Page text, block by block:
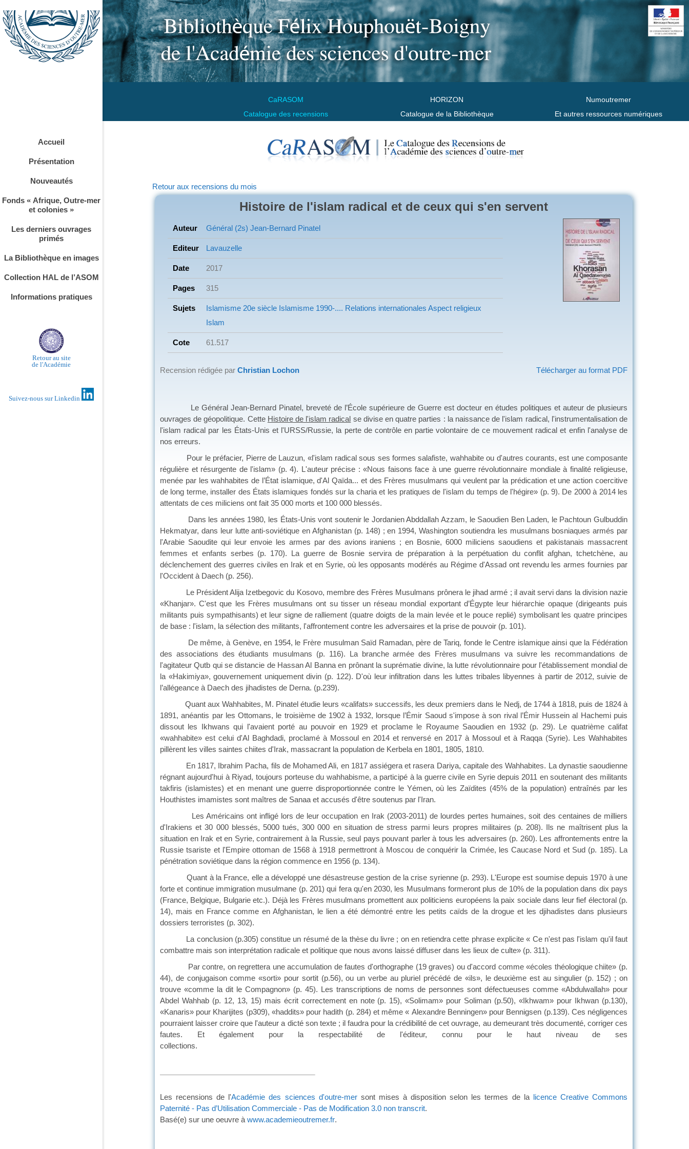
CaRASOM
Catalogue des recensions
HORIZON
Catalogue de la Bibliothèque
Numoutremer
Et autres ressources numériques
Accueil
Présentation
Nouveautés
Fonds « Afrique, Outre-mer
et colonies »
Les derniers ouvrages
primés
La Bibliothèque en images
Collection HAL de l’ASOM
Informations pratiques
Retour au site
de l'Académie
Suivez-nous sur Linkedin
Retour aux recensions du mois
Histoire de l'islam radical et de ceux qui s'en servent
Auteur Général (2s) Jean-Bernard Pinatel
Editeur Lavauzelle
Date 2017
Pages 315
Sujets Islamisme 20e siècle Islamisme 1990-.... Relations internationales Aspect religieux
Islam
Cote 61.517
Télécharger au format PDF
Recension rédigée par Christian Lochon
Le Général Jean-Bernard Pinatel, breveté de l’École supérieure de Guerre est docteur en études politiques et auteur de plusieurs
ouvrages de géopolitique. Cette Histoire de l'islam radical se divise en quatre parties : la naissance de l'islam radical, l'instrumentalisation de
l'islam radical par les États-Unis et l'URSS/Russie, la perte de contrôle en partie volontaire de ce mouvement radical et enfin l'analyse de
nos erreurs.
Pour le préfacier, Pierre de Lauzun, «l'islam radical sous ses formes salafiste, wahhabite ou d'autres courants, est une composante
régulière et résurgente de l'islam» (p. 4). L'auteur précise : «Nous faisons face à une guerre révolutionnaire mondiale à finalité religieuse,
menée par les wahhabites de l’État islamique, d'Al Qaïda... et des Frères musulmans qui veulent par la prédication et une action coercitive
de long terme, installer des États islamiques fondés sur la charia et les pratiques de l'islam du temps de l'hégire» (p. 9). De 2000 à 2014 les
attentats de ces miliciens ont fait 35 000 morts et 100 000 blessés.
Dans les années 1980, les États-Unis vont soutenir le Jordanien Abddallah Azzam, le Saoudien Ben Laden, le Pachtoun Gulbuddin
Hekmatyar, dans leur lutte anti-soviétique en Afghanistan (p. 148) ; en 1994, Washington soutiendra les musulmans bosniaques armés par
l'Arabie Saoudite qui leur envoie les armes par des avions iraniens ; en Bosnie, 6000 miliciens saoudiens et pakistanais massacrent
femmes et enfants serbes (p. 170). La guerre de Bosnie servira de préparation à la perpétuation du conflit afghan, tchetchène, au
déclenchement des guerres civiles en Irak et en Syrie, où les opposants modérés au Régime d'Assad ont revendu les armes fournies par
l'Occident à Daech (p. 256).
Le Président Alija Izetbegovic du Kosovo, membre des Frères Musulmans prônera le jihad armé ; il avait servi dans la division nazie
«Khanjar». C'est que les Frères musulmans ont su tisser un réseau mondial exportant d’Égypte leur hiérarchie opaque (dirigeants puis
militants puis sympathisants) et leur signe de ralliement (quatre doigts de la main levée et le pouce replié) symbolisant les quatre principes
de base : l'islam, la sélection des militants, l'affrontement contre les adversaires et la prise de pouvoir (p. 101).
De même, à Genève, en 1954, le Frère musulman Saïd Ramadan, père de Tariq, fonde le Centre islamique ainsi que la Fédération
des associations des étudiants musulmans (p. 116). La branche armée des Frères musulmans va suivre les recommandations de
l'agitateur Qutb qui se distancie de Hassan Al Banna en prônant la suprématie divine, la lutte révolutionnaire pour l'établissement mondial de
la «Hakimiya», gouvernement uniquement divin (p. 122). D'où leur infiltration dans les luttes tribales libyennes à partir de 2012, suivie de
l’allégeance à Daech des jihadistes de Derna. (p.239).
Quant aux Wahhabites, M. Pinatel étudie leurs «califats» successifs, les deux premiers dans le Nedj, de 1744 à 1818, puis de 1824 à
1891, anéantis par les Ottomans, le troisième de 1902 à 1932, lorsque l’Émir Saoud s'impose à son rival l’Émir Hussein al Hachemi puis
dissout les Ikhwans qui l'avaient porté au pouvoir en 1929 et proclame le Royaume Saoudien en 1932 (p. 29). Le quatrième califat
«wahhabite» est celui d'Al Baghdadi, proclamé à Mossoul en 2014 et renversé en 2017 à Mossoul et à Raqqa (Syrie). Les Wahhabites
pillèrent les villes saintes chiites d'Irak, massacrant la population de Kerbela en 1801, 1805, 1810.
En 1817, Ibrahim Pacha, fils de Mohamed Ali, en 1817 assiégera et rasera Dariya, capitale des Wahhabites. La dynastie saoudienne
régnant aujourd'hui à Riyad, toujours porteuse du wahhabisme, a participé à la guerre civile en Syrie depuis 2011 en soutenant des militants
takfiris (islamistes) et en menant une guerre disproportionnée contre le Yémen, où les Zaïdites (45% de la population) entraînés par les
Houthistes imamistes sont maîtres de Sanaa et accusés d'être soutenus par l'Iran.
Les Américains ont infligé lors de leur occupation en Irak (2003-2011) de lourdes pertes humaines, soit des centaines de milliers
d'Irakiens et 30 000 blessés, 5000 tués, 300 000 en situation de stress parmi leurs propres militaires (p. 208). Ils ne maîtrisent plus la
situation en Irak et en Syrie, contrairement à la Russie, seul pays pouvant parler à tous les adversaires (p. 260). Les affrontements entre la
Russie tsariste et l'Empire ottoman de 1568 à 1918 permettront à Moscou de conquérir la Crimée, les Caucase Nord et Sud (p. 185). La
pénétration soviétique dans la région commence en 1956 (p. 134).
Quant à la France, elle a développé une désastreuse gestion de la crise syrienne (p. 293). L'Europe est soumise depuis 1970 à une
forte et continue immigration musulmane (p. 201) qui fera qu'en 2030, les Musulmans formeront plus de 10% de la population dans dix pays
(France, Belgique, Bulgarie etc.). Déjà les Frères musulmans promettent aux politiciens européens la paix sociale dans leur fief électoral (p.
14), mais en France comme en Afghanistan, le lien a été démontré entre les petits caïds de la drogue et les djihadistes dans plusieurs
dossiers terroristes (p. 302).
La conclusion (p.305) constitue un résumé de la thèse du livre ; on en retiendra cette phrase explicite « Ce n'est pas l'islam qu'il faut
combattre mais son interprétation radicale et politique que nous avons laissé diffuser dans les lieux de culte» (p. 311).
Par contre, on regrettera une accumulation de fautes d'orthographe (19 graves) ou d'accord comme «écoles théologique chiite» (p.
44), de conjugaison comme «sorti» pour sortit (p.56), ou un verbe au pluriel précédé de «ils», le deuxième est au singulier (p. 152) ; on
trouve «comme la dit le Compagnon» (p. 45). Les transcriptions de noms de personnes sont défectueuses comme «Abdulwallah» pour
Abdel Wahhab (p. 12, 13, 15) mais écrit correctement en note (p. 15), «Solimam» pour Soliman (p.50), «Ikhwam» pour Ikhwan (p.130),
«Kanaris» pour Kharijites (p309), «haddits» pour hadith (p. 284) et même « Alexandre Benningen» pour Bennigsen (p.139). Ces négligences
pourraient laisser croire que l'auteur a dicté son texte ; il faudra pour la crédibilité de cet ouvrage, au demeurant très documenté, corriger ces
fautes. Et également pour la respectabilité de l'éditeur, connu pour le haut niveau de ses
collections.
Les recensions de l'Académie des sciences d'outre-mersont mises à disposition selon les termes de la licence Creative Commons
Paternité - Pas d’Utilisation Commerciale - Pas de Modification 3.0 non transcrit.
Basé(e) sur une oeuvre àwww.academieoutremer.fr.